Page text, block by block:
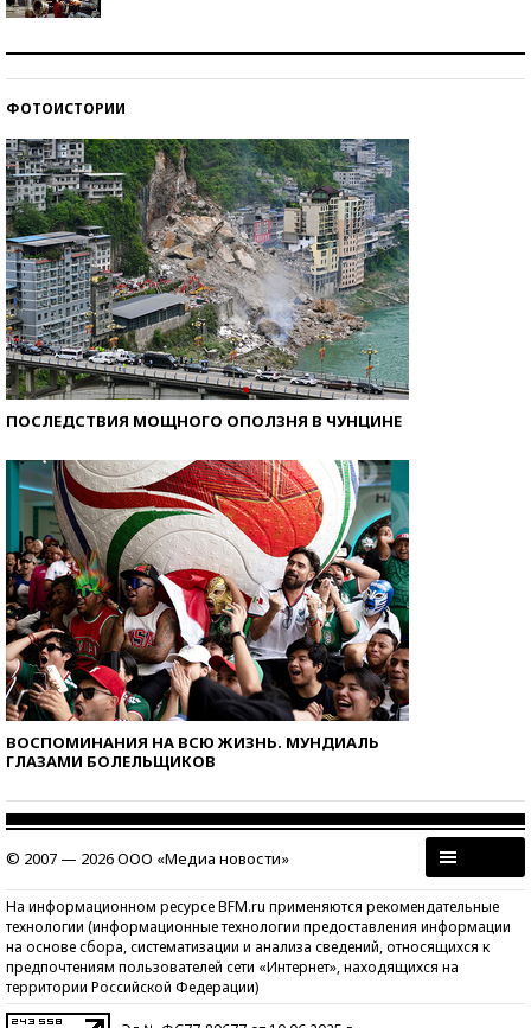
ФОТОИСТОРИИ
ПОСЛЕДСТВИЯ МОЩНОГО ОПОЛЗНЯ В ЧУНЦИНЕ
ВОСПОМИНАНИЯ НА ВСЮ ЖИЗНЬ. МУНДИАЛЬ
ГЛАЗАМИ БОЛЕЛЬЩИКОВ
© 2007 — 2026 ООО «Медиа новости»
На информационном ресурсе BFM.ru применяются рекомендательные
технологии (информационные технологии предоставления информации
на основе сбора, систематизации и анализа сведений, относящихся к
предпочтениям пользователей сети «Интернет», находящихся на
территории Российской Федерации)